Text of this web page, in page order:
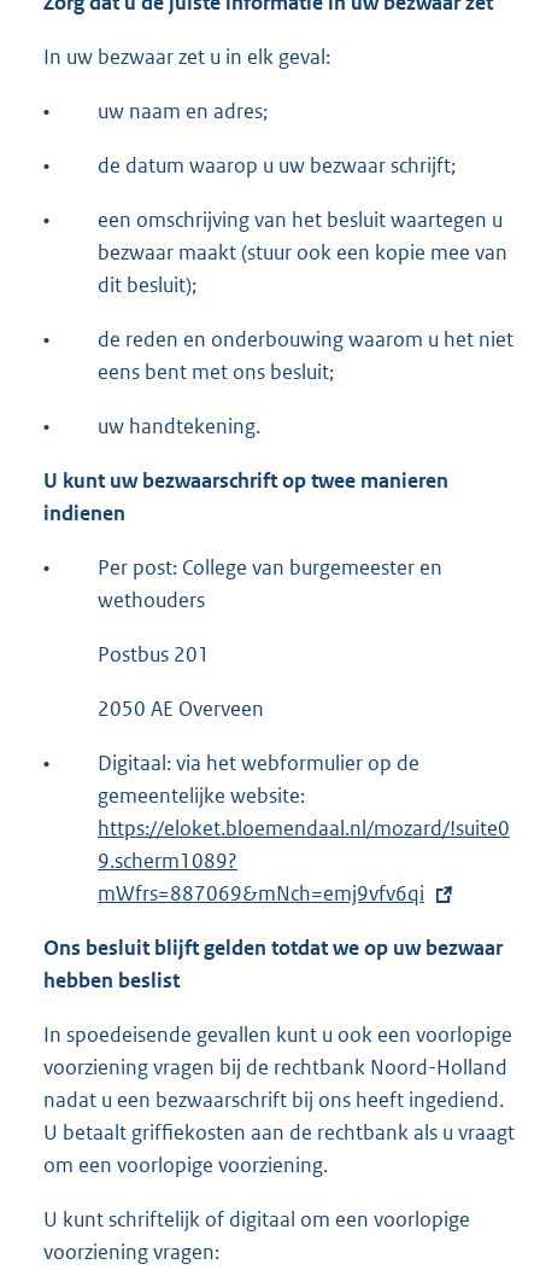
In uw bezwaar zet u in elk geval:
• uw naam en adres;
• de datum waarop u uw bezwaar schrijft;
•
een omschrijving van het besluit waartegen u
bezwaar maakt (stuur ook een kopie mee van
dit besluit);
•
de reden en onderbouwing waarom u het niet
eens bent met ons besluit;
• uw handtekening.
U kunt uw bezwaarschrift op twee manieren
indienen
•
Per post: College van burgemeester en
wethouders
Postbus 201
2050 AE Overveen
•
Digitaal: via het webformulier op de
gemeentelijke website:
x
e
n
l
i
n
k
:
https://eloket.bloemendaal.nl/mozard/!suite0
9.scherm1089?
mWfrs=887069&mNch=emj9vfv6qi
Ons besluit blijft gelden totdat we op uw bezwaar
hebben beslist
In spoedeisende gevallen kunt u ook een voorlopige
voorziening vragen bij de rechtbank Noord-Holland
nadat u een bezwaarschrift bij ons heeft ingediend.
U betaalt griffiekosten aan de rechtbank als u vraagt
om een voorlopige voorziening.
U kunt schriftelijk of digitaal om een voorlopige
voorziening vragen: